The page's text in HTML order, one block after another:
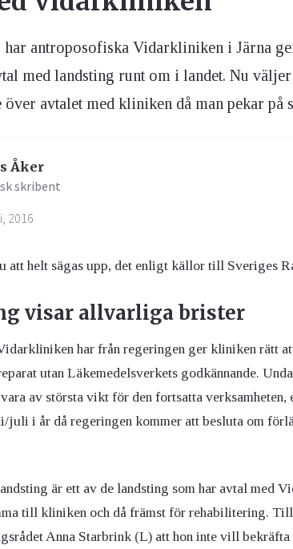
antroposofiska Vidarkliniken i Järna
med landsting runt om i landet. Nu
över avtalet med kliniken då man pekar på
Åker
skribent
2016
att helt sägas upp, det enligt källor till Sveriges
visar allvarliga brister
har från regeringen ger kliniken rätt
utan Läkemedelsverkets godkännande.
av största vikt för den fortsatta
juli i år då regeringen kommer att besluta om
är ett av de landsting som har avtal med
till kliniken och då främst för rehabilitering.
Anna Starbrink (L) att hon inte vill